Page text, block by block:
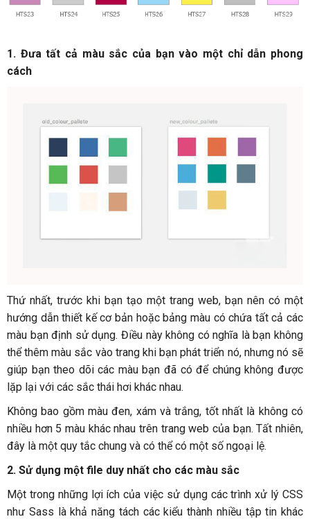
1. Đưa tất cả màu sắc của bạn vào một chỉ dẫn phong
cách
Thứ nhất, trước khi bạn tạo một trang web, bạn nên có một
hướng dẫn thiết kế cơ bản hoặc bảng màu có chứa tất cả các
màu bạn định sử dụng. Điều này không có nghĩa là bạn không
thể thêm màu sắc vào trang khi bạn phát triển nó, nhưng nó sẽ
giúp bạn theo dõi các màu bạn đã có để chúng không được
lặp lại với các sắc thái hơi khác nhau.
Không bao gồm màu đen, xám và trắng, tốt nhất là không có
nhiều hơn 5 màu khác nhau trên trang web của bạn. Tất nhiên,
đây là một quy tắc chung và có thể có một số ngoại lệ.
2. Sử dụng một file duy nhất cho các màu sắc
Một trong những lợi ích của việc sử dụng các trình xử lý CSS
như Sass là khả năng tách các kiểu thành nhiều tập tin khác